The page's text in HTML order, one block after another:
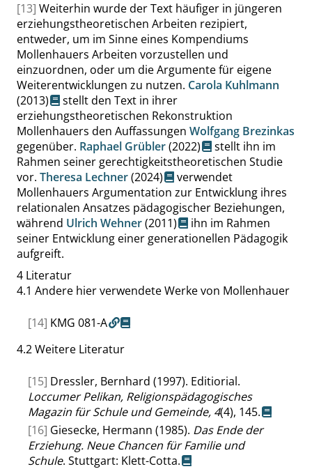
[13] Weiterhin wurde der Text häufiger in jüngeren
erziehungstheoretischen Arbeiten rezipiert,
entweder, um im Sinne eines Kompendiums
Mollenhauers Arbeiten vorzustellen und
einzuordnen, oder um die Argumente für eigene
Weiterentwicklungen zu nutzen. Carola Kuhlmann
(2013)
stellt den Text in ihrer
erziehungstheoretischen Rekonstruktion
Mollenhauers den Auffassungen Wolfgang Brezinkas
gegenüber. Raphael Grübler(2022)
stellt ihn im
Rahmen seiner gerechtigkeitstheoretischen Studie
vor. Theresa Lechner(2024)
verwendet
Mollenhauers Argumentation zur Entwicklung ihres
relationalen Ansatzes pädagogischer Beziehungen,
während Ulrich Wehner(2011)
ihn im Rahmen
seiner Entwicklung einer generationellen Pädagogik
aufgreift.
4 Literatur
4.1 Andere hier verwendete Werke von Mollenhauer
[14] KMG 081-A
4.2Weitere Literatur
[15] Dressler, Bernhard (1997). Editiorial.
Loccumer Pelikan, Religionspädagogisches
Magazin für Schule und Gemeinde, 4(4), 145.
[16] Giesecke, Hermann (1985). Das Ende der
Erziehung. Neue Chancen für Familie und
Schule. Stuttgart: Klett-Cotta.